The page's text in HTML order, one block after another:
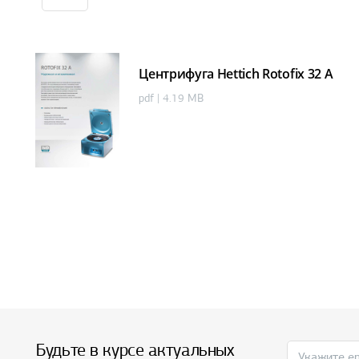
Центрифуга Hettich Rotofix 32 A
pdf | 4.19 MB
Будьте в курсе актуальных